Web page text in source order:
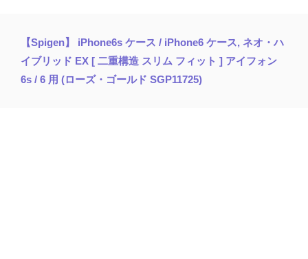
【Spigen】 iPhone6s ケース / iPhone6 ケース, ネオ・ハ
イブリッド EX [ 二重構造 スリム フィット ] アイフォン
6s / 6 用 (ローズ・ゴールド SGP11725)